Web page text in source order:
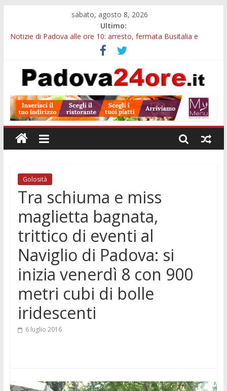
sabato, agosto 8, 2026
Ultimo:
Notizie di Padova alle ore 10: arresto, fermata Busitalia e
Notizie di Padova alle ore 23: maltrattamenti, arresto a
Limena e progetto Cool Shop
Bando sicurezza urbana Veneto: 650mila euro per Comuni e
Sicurezza esodo estivo Padova: più controlli su strade, stazioni
e treni
Bonus trasporto pubblico Veneto: 200 euro per l’abbonamento
annuale
Golosità
Tra schiuma e miss
maglietta bagnata,
trittico di eventi al
Naviglio di Padova: si
inizia venerdì 8 con 900
metri cubi di bolle
iridescenti
6 luglio 2016